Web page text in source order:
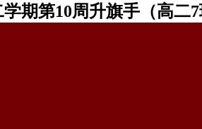
学期第10周升旗手（高二